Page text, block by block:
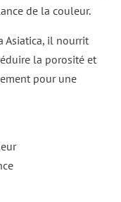
de la couleur.
Asiatica, il nourrit
la porosité et
pour une